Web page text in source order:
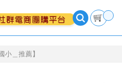
小＿推薦】